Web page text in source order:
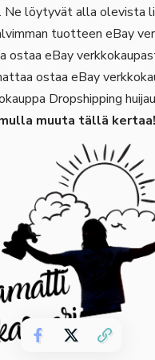
Ne löytyvät alla olevista
tuotteen eBay
ostaa eBay
ostaa eBay
Dropshipping
muuta tällä